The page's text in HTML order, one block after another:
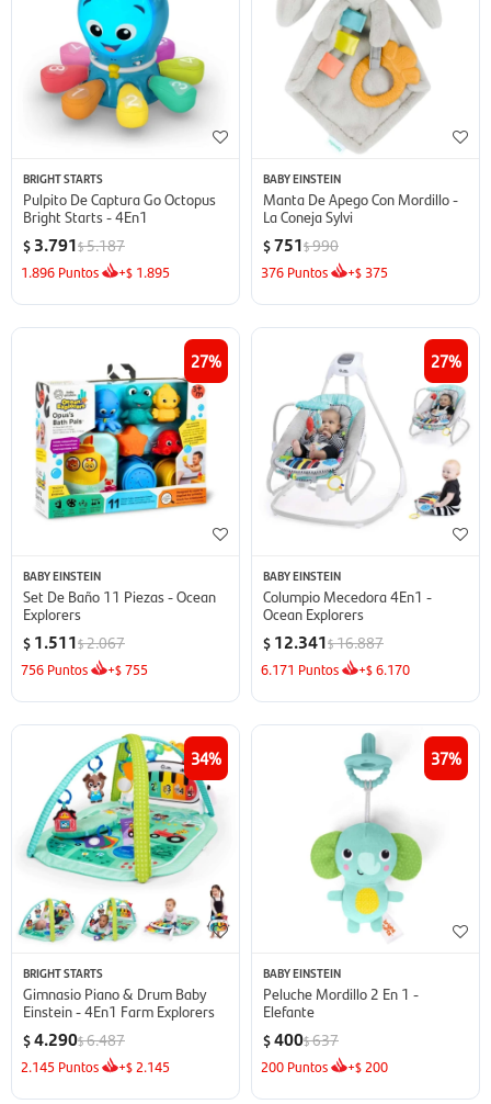
BRIGHT STARTS
Pulpito De Captura Go Octopus
Bright Starts - 4En1
$ 3.791$5.187
1.896 Puntos +$ 1.895
BABY EINSTEIN
Manta De Apego Con Mordillo -
La Coneja Sylvi
$751$990
376 Puntos +$ 375
27
BABY EINSTEIN
Set De Baño 11 Piezas - Ocean
Explorers
$ 1.511$2.067
756 Puntos +$755
27
BABY EINSTEIN
Columpio Mecedora 4En1 -
Ocean Explorers
$ 12.341$16.887
6.171 Puntos +$6.170
34
BRIGHT STARTS
Gimnasio Piano & Drum Baby
Einstein - 4En1 Farm Explorers
$4.290$6.487
2.145 Puntos +$ 2.145
37
BABY EINSTEIN
Peluche Mordillo 2 En 1 -
Elefante
$400$637
200 Puntos +$ 200